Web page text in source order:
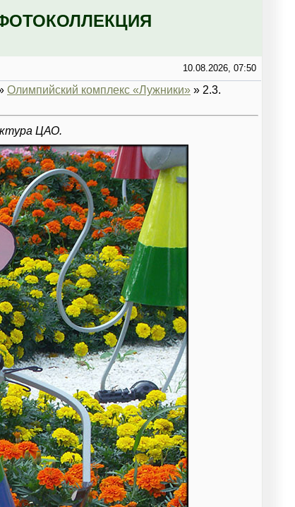
10.08.2026, 07:50
Олимпийский комплекс «Лужники» » 2.3.
ЦАО.